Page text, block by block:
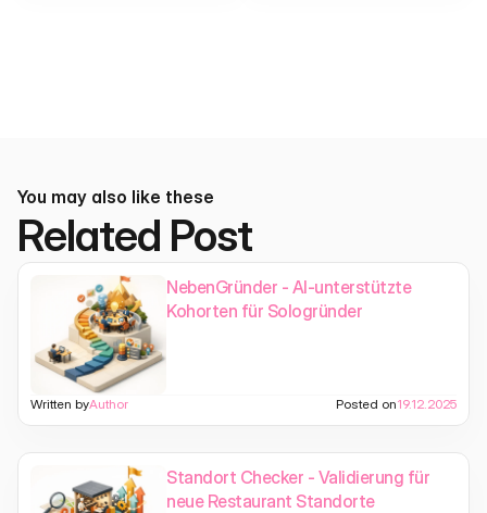
You may also like these
Related Post
NebenGründer - AI-unterstützte
Kohorten für Sologründer
Written byAuthor Posted on19.12.2025
Standort Checker - Validierung für
neue Restaurant Standorte